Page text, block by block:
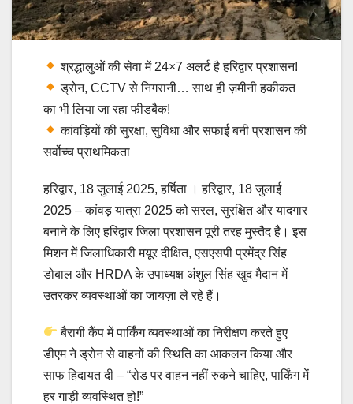
श्रद्धालुओं की सेवा में 24×7 अलर्ट है हरिद्वार प्रशासन!
ड्रोन, CCTV से निगरानी… साथ ही ज़मीनी हकीकत
का भी लिया जा रहा फीडबैक!
कांवड़ियों की सुरक्षा, सुविधा और सफाई बनी प्रशासन की
सर्वोच्च प्राथमिकता
हरिद्वार, 18 जुलाई 2025, हर्षिता । हरिद्वार, 18 जुलाई
2025 – कांवड़ यात्रा 2025 को सरल, सुरक्षित और यादगार
बनाने के लिए हरिद्वार जिला प्रशासन पूरी तरह मुस्तैद है। इस
मिशन में जिलाधिकारी मयूर दीक्षित, एसएसपी प्रमेंद्र सिंह
डोबाल और HRDA के उपाध्यक्ष अंशुल सिंह खुद मैदान में
उतरकर व्यवस्थाओं का जायज़ा ले रहे हैं।
बैरागी कैंप में पार्किंग व्यवस्थाओं का निरीक्षण करते हुए
डीएम ने ड्रोन से वाहनों की स्थिति का आकलन किया और
साफ हिदायत दी – “रोड पर वाहन नहीं रुकने चाहिए, पार्किंग में
हर गाड़ी व्यवस्थित हो!”